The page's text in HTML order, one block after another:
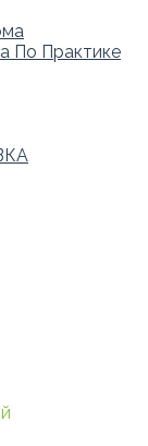
По Практике